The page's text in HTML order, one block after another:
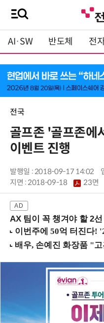
AI·SW 반도체 전
전국
골프존 '골프존에
이벤트 진행
발행일 : 2018-09-17 14:02
지면 :2018-09-18 23면
AX 팀이 꼭 챙겨야 할 2선 : AI 핀옵스